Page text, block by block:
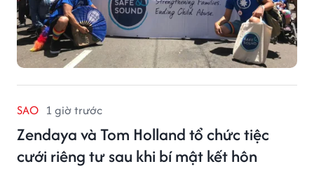
SAO 1 giờ trước
Zendaya và Tom Holland tổ chức tiệc
cưới riêng tư sau khi bí mật kết hôn